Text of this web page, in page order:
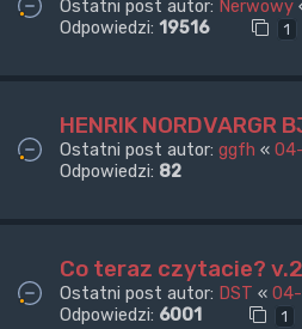
Ostatni post autor: Nerwowy
Odpowiedzi: 19516 1
HENRIK NORDVARGR
Ostatni post autor: ggfh «
Odpowiedzi: 82
Co teraz czytacie? v.2
Ostatni post autor: DST «
Odpowiedzi: 6001 1